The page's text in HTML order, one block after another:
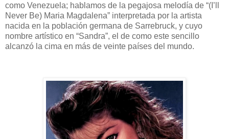
como Venezuela; hablamos de la pegajosa melodía de “(I’ll
Never Be) Maria Magdalena” interpretada por la artista
nacida en la población germana de Sarrebruck, y cuyo
nombre artístico en “Sandra”, el de como este sencillo
alcanzó la cima en más de veinte países del mundo.